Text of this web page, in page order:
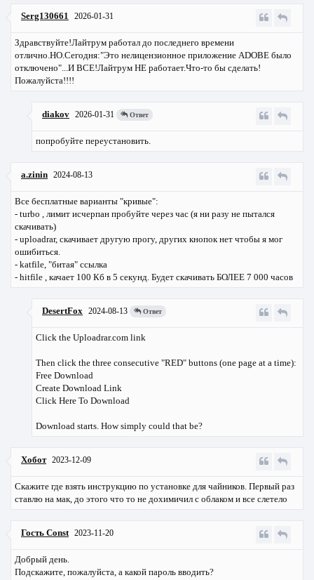
Serg130661 2026-01-31
Здравствуйте!Лайтрум работал до последнего времени
отлично.НО.Сегодня:"Это нелицензионное приложение ADOBE было
отключено"...И ВСЕ!Лайтрум НЕ работает.Что-то бы сделать!
Пожалуйста!!!!
diakov 2026-01-31 Ответ
попробуйте переустановить.
a.zinin 2024-08-13
Все бесплатные варианты "кривые":
- turbo , лимит исчерпан пробуйте через час (я ни разу не пытался
скачивать)
- uploadrar, скачивает другую прогу, других кнопок нет чтобы я мог
ошибиться.
- katfile, "битая" ссылка
- hitfile , качает 100 Кб в 5 секунд. Будет скачивать БОЛЕЕ 7 000 часов
DesertFox 2024-08-13 Ответ
Click the Uploadrar.com link
Then click the three consecutive "RED" buttons (one page at a time):
Free Download
Create Download Link
Click Here To Download
Download starts. How simply could that be?
Хобот 2023-12-09
Скажите где взять инструкцию по установке для чайников. Первый раз
ставлю на мак, до этого что то не дохимичил с облаком и все слетело
Гость Const 2023-11-20
Добрый день.
Подскажите, пожалуйста, а какой пароль вводить?